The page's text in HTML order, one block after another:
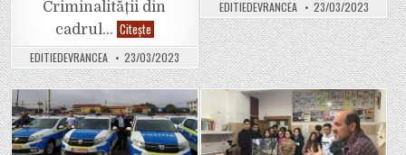
Criminalității din
cadrul… CiteșteActivități
preventive
ale
polițiștilor
vrânceni,
în
cadrul
programului
național
„Școala
Siguranței”
EDITIEDEVRANCEA 23/03/2023
pus
în
aplicare
de
polițiștii
vrânceni
EDITIEDEVRANCEA 23/03/2023
Posted
in
Posted
in